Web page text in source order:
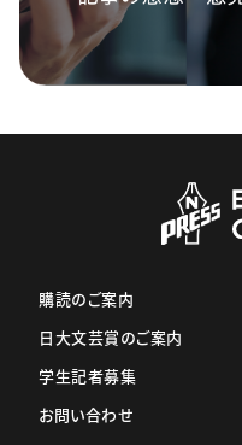
購読のご案内
日大文芸賞のご案内
学生記者募集
お問い合わせ